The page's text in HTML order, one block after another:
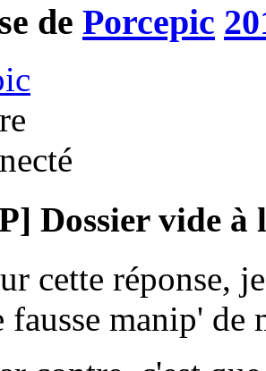
de Porcepic
Dossier vide à
cette réponse,
fausse manip'